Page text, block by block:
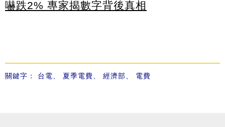
嚇跌2% 專家揭數字背後真相
關鍵字： 台電 夏季電費 經濟部 電費